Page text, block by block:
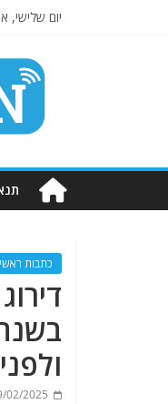
יום שלישי,
מודיעין
מהמקורות
כתבות
02/2025